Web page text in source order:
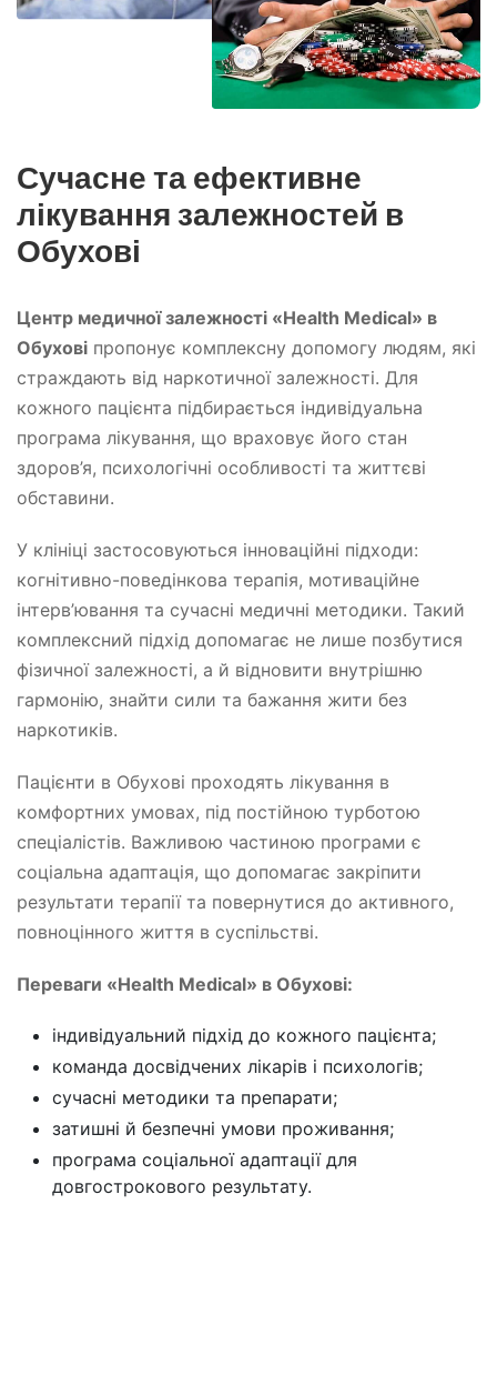
Сучасне та ефективне
лікування залежностей в
Обухові
Центр медичної залежності «Health Medical» в
Обухові пропонує комплексну допомогу людям, які
страждають від наркотичної залежності. Для
кожного пацієнта підбирається індивідуальна
програма лікування, що враховує його стан
здоров’я, психологічні особливості та життєві
обставини.
У клініці застосовуються інноваційні підходи:
когнітивно-поведінкова терапія, мотиваційне
інтерв’ювання та сучасні медичні методики. Такий
комплексний підхід допомагає не лише позбутися
фізичної залежності, а й відновити внутрішню
гармонію, знайти сили та бажання жити без
наркотиків.
Пацієнти в Обухові проходять лікування в
комфортних умовах, під постійною турботою
спеціалістів. Важливою частиною програми є
соціальна адаптація, що допомагає закріпити
результати терапії та повернутися до активного,
повноцінного життя в суспільстві.
Переваги «Health Medical» в Обухові:
індивідуальний підхід до кожного пацієнта;
команда досвідчених лікарів і психологів;
сучасні методики та препарати;
затишні й безпечні умови проживання;
програма соціальної адаптації для
довгострокового результату.